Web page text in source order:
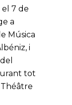
7 de
a
Música
i
tot
Théâtre